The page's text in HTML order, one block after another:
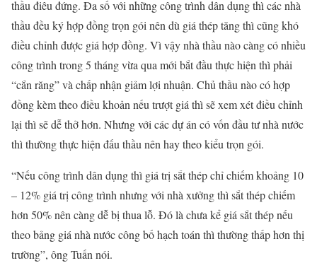
thầu điêu đứng. Đa số với những công trình dân dụng thì các nhà
thầu đều ký hợp đồng trọn gói nên dù giá thép tăng thì cũng khó
điều chỉnh được giá hợp đồng. Vì vậy nhà thầu nào càng có nhiều
công trình trong 5 tháng vừa qua mới bắt đầu thực hiện thì phải
“cắn răng” và chấp nhận giảm lợi nhuận. Chủ thầu nào có hợp
đồng kèm theo điều khoản nếu trượt giá thì sẽ xem xét điều chỉnh
lại thì sẽ dễ thở hơn. Nhưng với các dự án có vốn đầu tư nhà nước
thì thường thực hiện đấu thầu nên hay theo kiểu trọn gói.
“Nếu công trình dân dụng thì giá trị sắt thép chỉ chiếm khoảng 10
– 12% giá trị công trình nhưng với nhà xưởng thì sắt thép chiếm
hơn 50% nên càng dễ bị thua lỗ. Đó là chưa kể giá sắt thép nếu
theo bảng giá nhà nước công bố hạch toán thì thường thấp hơn thị
trường”, ông Tuấn nói.